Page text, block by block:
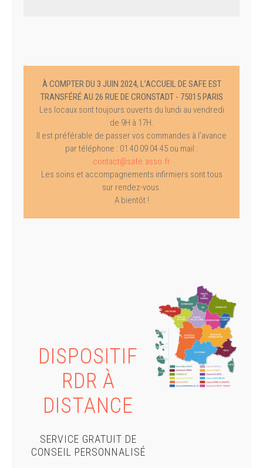
À COMPTER DU 3 JUIN 2024, L’ACCUEIL DE SAFE EST
TRANSFÉRÉ AU 26 RUE DE CRONSTADT - 75015 PARIS
Les locaux sont toujours ouverts du lundi au vendredi
de 9H à 17H.
Il est préférable de passer vos commandes à l’avance
par téléphone : 01 40 09 04 45 ou mail :
contact@safe.asso.fr
Les soins et accompagnements infirmiers sont tous
sur rendez-vous.
A bientôt !
DISPOSITIF
RDR À
DISTANCE
SERVICE GRATUIT DE
CONSEIL PERSONNALISÉ